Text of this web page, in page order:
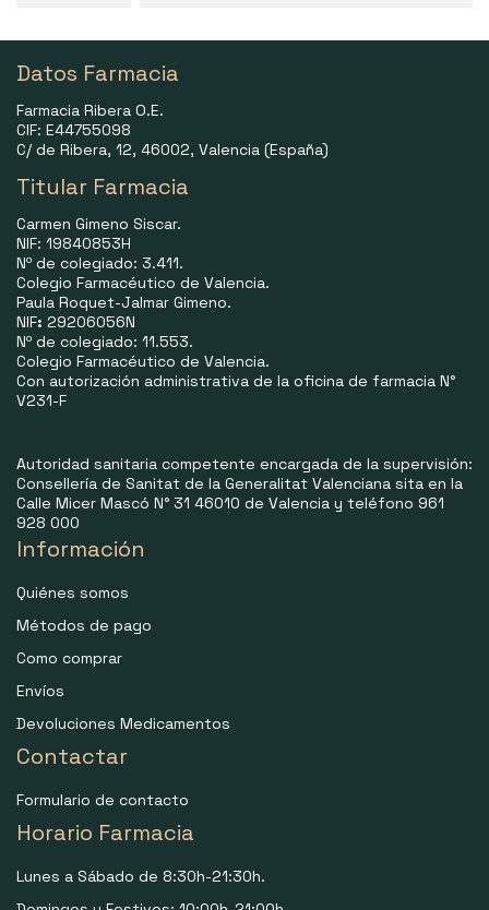
Datos Farmacia
Farmacia Ribera O.E.
CIF: E44755098
C/ de Ribera, 12, 46002, Valencia (España)
Titular Farmacia
Carmen Gimeno Siscar.
NIF: 19840853H
Nº de colegiado: 3.411.
Colegio Farmacéutico de Valencia.
Paula Roquet-Jalmar Gimeno.
NIF: 29206056N
Nº de colegiado: 11.553.
Colegio Farmacéutico de Valencia.
Con autorización administrativa de la oficina de farmacia N°
V231-F
Autoridad sanitaria competente encargada de la supervisión:
Consellería de Sanitat de la Generalitat Valenciana sita en la
Calle Micer Mascó N° 31 46010 de Valencia y teléfono 961
928 000
Información
Quiénes somos
Métodos de pago
Como comprar
Envíos
Devoluciones Medicamentos
Contactar
Formulario de contacto
Horario Farmacia
Lunes a Sábado de 8:30h-21:30h.